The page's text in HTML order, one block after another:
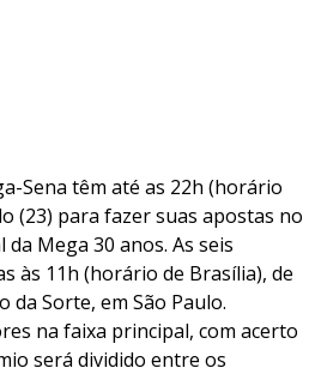
Sena têm até as 22h (horário
(23) para fazer suas apostas no
da Mega 30 anos. As seis
às 11h (horário de Brasília), de
da Sorte, em São Paulo.
na faixa principal, com acerto
será dividido entre os